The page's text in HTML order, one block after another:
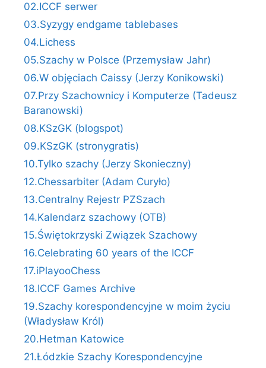
02.ICCF serwer
03.Syzygy endgame tablebases
04.Lichess
05.Szachy w Polsce (Przemysław Jahr)
06.W objęciach Caissy (Jerzy Konikowski)
07.Przy Szachownicy i Komputerze (Tadeusz
Baranowski)
08.KSzGK (blogspot)
09.KSzGK (stronygratis)
10.Tylko szachy (Jerzy Skonieczny)
12.Chessarbiter (Adam Curyło)
13.Centralny Rejestr PZSzach
14.Kalendarz szachowy (OTB)
15.Świętokrzyski Związek Szachowy
16.Celebrating 60 years of the ICCF
17.iPlayooChess
18.ICCF Games Archive
19.Szachy korespondencyjne w moim życiu
(Władysław Król)
20.Hetman Katowice
21.Łódzkie Szachy Korespondencyjne